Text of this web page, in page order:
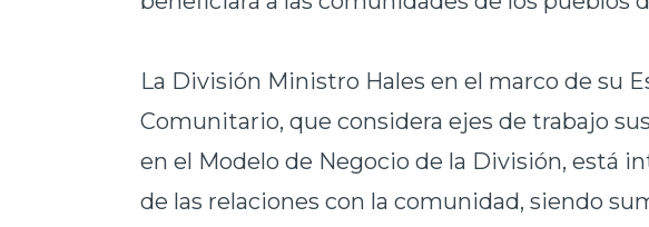
La División Ministro Hales en el marco de su
Comunitario, que considera ejes de trabajo
en el Modelo de Negocio de la División, está
de las relaciones con la comunidad, siendo